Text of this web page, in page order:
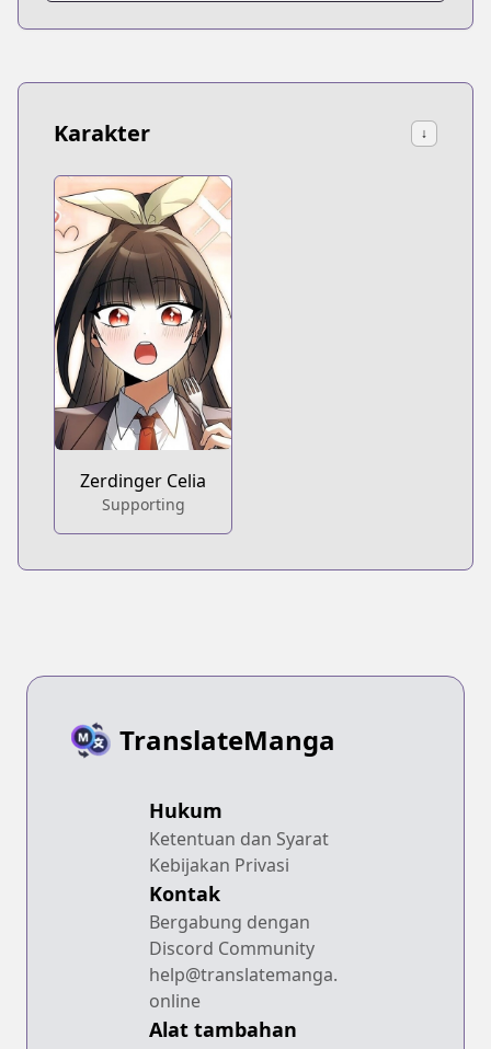
Karakter ↓
Zerdinger Celia
Supporting
TranslateManga
Hukum
Ketentuan dan Syarat
Kebijakan Privasi
Kontak
Bergabung dengan
Discord Community
help@translatemanga.
online
Alat tambahan